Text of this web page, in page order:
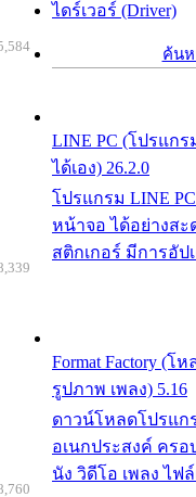
ไดร์เวอร์ (Driver)
ค้น
LINE PC (โปรแก
ได้เอง) 26.2.0
โปรแกรม LINE
หน้าจอ ได้อย่างสะ
สติกเกอร์ มีการอัป
Format Factory (โ
รูปภาพ เพลง) 5.16
ดาวน์โหลดโปรแก
อเนกประสงค์ คร
นัง วิดีโอ เพลง ไฟ